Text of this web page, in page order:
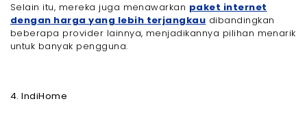
Selain itu, mereka juga menawarkan paket internet
dengan harga yang lebih terjangkau dibandingkan
beberapa provider lainnya, menjadikannya pilihan menarik
untuk banyak pengguna.
4. IndiHome